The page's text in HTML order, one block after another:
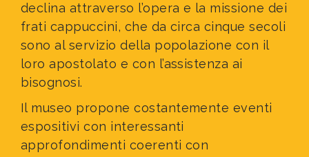
declina attraverso l’opera e la missione dei
frati cappuccini, che da circa cinque secoli
sono al servizio della popolazione con il
loro apostolato e con l’assistenza ai
bisognosi.
Il museo propone costantemente eventi
espositivi con interessanti
approfondimenti coerenti con